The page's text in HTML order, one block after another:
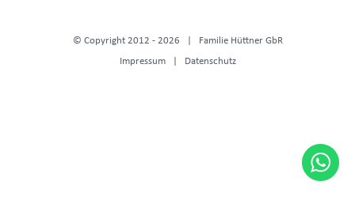
© Copyright 2012 - 2026 | Familie Hüttner GbR
Impressum| Datenschutz